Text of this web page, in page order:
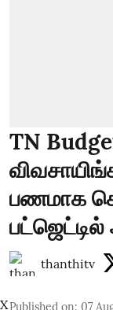
TN
பணமாக
thanthitv
Published on: 07
X